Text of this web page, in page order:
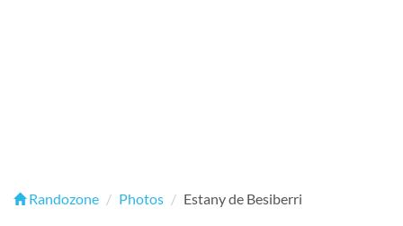
Randozone Photos Estany de Besiberri